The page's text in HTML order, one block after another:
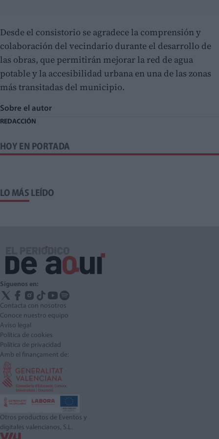
Desde el consistorio se agradece la comprensión y
colaboración del vecindario durante el desarrollo de
las obras, que permitirán mejorar la red de agua
potable y la accesibilidad urbana en una de las zonas
más transitadas del municipio.
Sobre el autor
REDACCIÓN
HOY EN PORTADA
LO MÁS LEÍDO
Síguenos en:
Contacta con nosotros
Conoce nuestro equipo
Aviso legal
Política de cookies
Política de privacidad
Amb el finançament de:
Otros productos de Eventos y
digitales valencianos, S.L.